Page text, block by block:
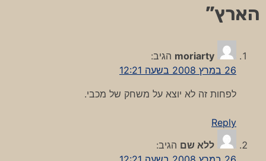
הארץ”
moriarty הגיב:
26 במרץ 2008 בשעה 12:21
לפחות זה לא יוצא על משחק של מכבי.
Reply
ללא שם הגיב: